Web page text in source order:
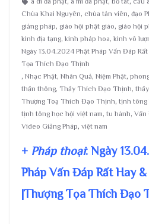
Chùa Khai Nguyên, chùa tản viên, đạo
giảng pháp, giáo hội phật giáo, giáo hội
kinh địa tạng, kinh pháp hoa, kinh vô
Ngày 13.04.2024 Phật Pháp Vấn Đáp
Tọa Thích Đạo Thịnh
, Nhạc Phật, Nhân Quả, Niệm Phật,
thần thông, Thầy Thích Đạo Thịnh,
Thượng Toạ Thích Đạo Thịnh, tịnh tông
tịnh tông học hội việt nam, tu hành, Vấn
Video Giảng Pháp, việt nam
+ Pháp thoại: Ngày
Pháp Vấn Đáp Rất Hay
|Thượng Tọa Thích Đạo